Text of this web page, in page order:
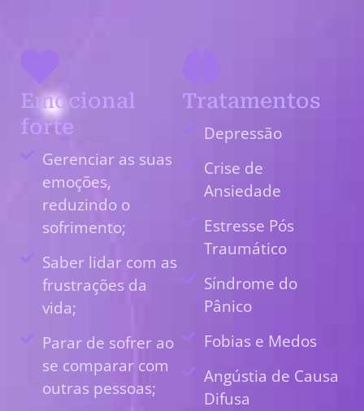
Emocional
forte
Gerenciar as suas
emoções,
reduzindo o
sofrimento;
Saber lidar com as
frustrações da
vida;
Parar de sofrer ao
se comparar com
outras pessoas;
Tratamentos
Depressão
Crise de
Ansiedade
Estresse Pós
Traumático
Síndrome do
Pânico
Fobias e Medos
Angústia de Causa
Difusa